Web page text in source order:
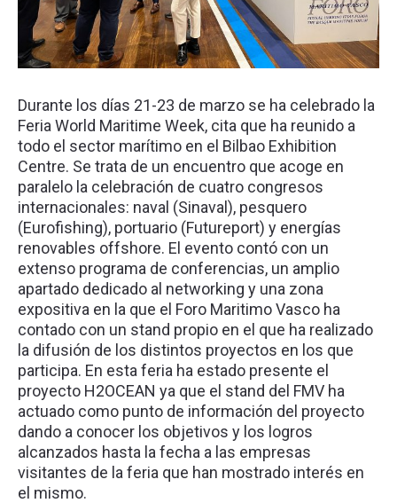
Durante los días 21-23 de marzo se ha celebrado la
Feria World Maritime Week, cita que ha reunido a
todo el sector marítimo en el Bilbao Exhibition
Centre. Se trata de un encuentro que acoge en
paralelo la celebración de cuatro congresos
internacionales: naval (Sinaval), pesquero
(Eurofishing), portuario (Futureport) y energías
renovables offshore. El evento contó con un
extenso programa de conferencias, un amplio
apartado dedicado al networking y una zona
expositiva en la que el Foro Maritimo Vasco ha
contado con un stand propio en el que ha realizado
la difusión de los distintos proyectos en los que
participa. En esta feria ha estado presente el
proyecto H2OCEAN ya que el stand del FMV ha
actuado como punto de información del proyecto
dando a conocer los objetivos y los logros
alcanzados hasta la fecha a las empresas
visitantes de la feria que han mostrado interés en
el mismo.